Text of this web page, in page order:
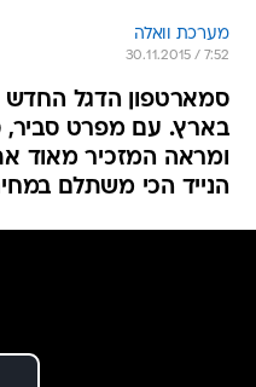
מערכת וואלה
30.11.2015 / 7:52
בארץ. עם מפרט סביר,
הנייד הכי משתלם במחיר של